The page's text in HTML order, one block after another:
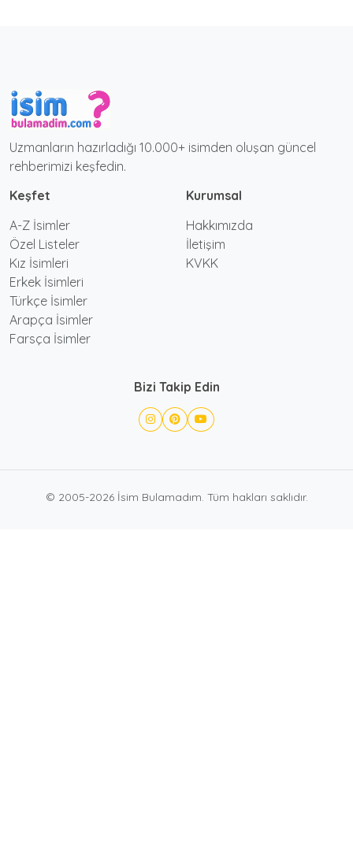
Uzmanların hazırladığı 10.000+ isimden oluşan güncel
rehberimizi keşfedin.
Keşfet
A-Z İsimler
Özel Listeler
Kız İsimleri
Erkek İsimleri
Türkçe İsimler
Arapça İsimler
Farsça İsimler
Kurumsal
Hakkımızda
İletişim
KVKK
Bizi Takip Edin
© 2005-2026 İsim Bulamadım. Tüm hakları saklıdır.